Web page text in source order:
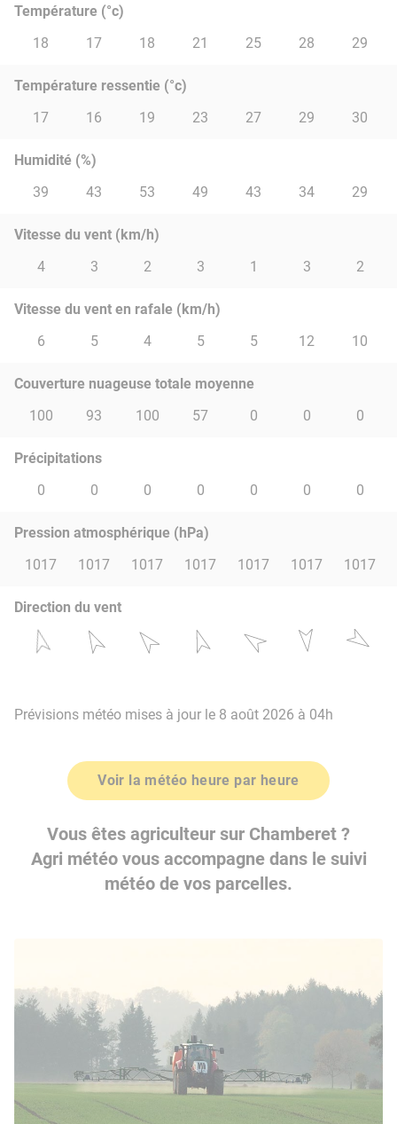
Température (°c)
18
17 18 21 25 28 29
Température ressentie (°c)
17
16 19 23 27 29 30
Humidité (%)
39
43 53 49 43 34 29
Vitesse du vent (km/h)
4
3 2 3 1 3 2
Vitesse du vent en rafale (km/h)
6
5 4 5 5 12 10
Couverture nuageuse totale moyenne
100
93 100 57 0 0 0
Précipitations
0
0 0 0 0 0 0
Pression atmosphérique (hPa)
1017
1017 1017 1017 1017 1017 1017
Direction du vent
Prévisions météo mises à jour le 8 août 2026 à 04h
Voir la météo heure par heure
Vous êtes agriculteur sur Chamberet ?
Agri météo vous accompagne dans le suivi
météo de vos parcelles.